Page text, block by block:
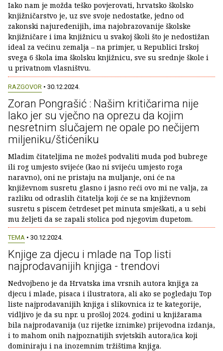
Iako nam je možda teško povjerovati, hrvatsko školsko
knjižničarstvo je, uz sve svoje nedostatke, jedno od
zakonski najuređenijih, ima najobrazovanije školske
knjižničare i ima knjižnicu u svakoj školi što je nedostižan
ideal za većinu zemalja – na primjer, u Republici Irskoj
svega 6 škola ima školsku knjižnicu, sve su srednje škole i
u privatnom vlasništvu.
RAZGOVOR • 30.12.2024.
Zoran Pongrašić : Našim kritičarima nije
lako jer su vječno na oprezu da kojim
nesretnim slučajem ne opale po nečijem
miljeniku/štićeniku
Mladim čitateljima ne možeš podvaliti muda pod bubrege
ili rog umjesto svijeće (kao ni svijeću umjesto roga
naravno), oni ne pristaju na muljanje, oni će na
književnom susretu glasno i jasno reći ovo mi ne valja, za
razliku od odraslih čitatelja koji će se na književnom
susretu s piscem četrdeset pet minuta smješkati, a u sebi
mu željeti da se zapali stolica pod njegovim dupetom.
TEMA • 30.12.2024.
Knjige za djecu i mlade na Top listi
najprodavanijih knjiga - trendovi
Nedvojbeno je da Hrvatska ima vrsnih autora knjiga za
djecu i mlade, pisaca i ilustratora, ali ako se pogledaju Top
liste najprodavanijih knjiga i slikovnica iz te kategorije,
vidljivo je da su npr. u prošloj 2024. godini u knjižarama
bila najprodavanija (uz rijetke iznimke) prijevodna izdanja,
i to mahom onih najpoznatijih svjetskih autora/ica koji
dominiraju i na inozemnim tržištima knjiga.